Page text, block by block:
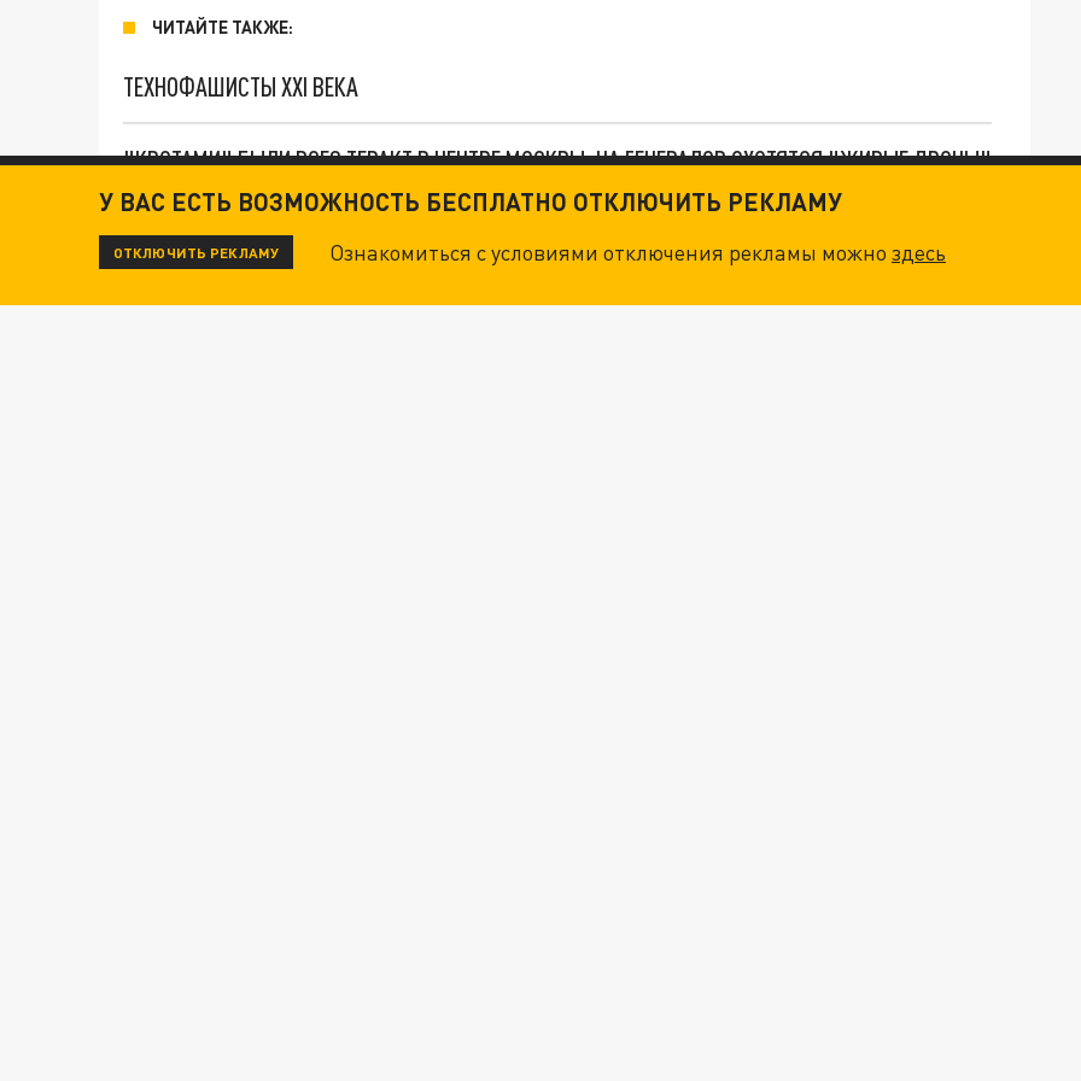
ЧИТАЙТЕ ТАКЖЕ:
ТЕХНОФАШИСТЫ XXI ВЕКА
"КРОТАМИ" БЫЛИ ВСЕ? ТЕРАКТ В ЦЕНТРЕ МОСКВЫ: НА ГЕНЕРАЛОВ ОХОТЯТСЯ "ЖИВЫЕ ДРОНЫ"
ДАНЯ С ДАШЕЙ СПАСЛИСЬ ОТ БОЕВИКОВ ВСУ. НО БЕДЫ ДЛЯ МАЛЫШЕЙ НЕ ЗАКОНЧИЛИСЬ
"МЫ ВАС ЗАСТАВИМ": ЖУТКИЕ ДЕТАЛИ ОХОТЫ НА ГЕНЕРАЛА. ЗЕЛЕНСКИЙ ОБЪЯСНИЛ ГЛАВНЫЙ СМЫСЛ ТЕРАКТА В ЦЕНТРЕ МОСКВЫ
У ВАС ЕСТЬ ВОЗМОЖНОСТЬ БЕСПЛАТНО ОТКЛЮЧИТЬ РЕКЛАМУ
ОТКЛЮЧИТЬ РЕКЛАМУ Ознакомиться с условиями отключения рекламы можноздесь